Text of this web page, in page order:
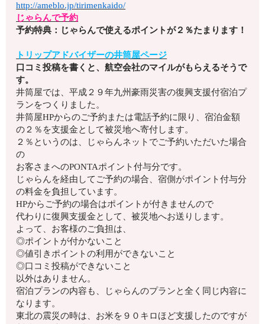
http://ameblo.jp/tirimenkaido/
じゃらんで予約
予約特典：じゃらんで使えるポイントが２％たまります！
トリップアドバイザーの井筒屋ページ
口コミ投稿を書くと、航空会社のマイルがもらえるそうで
す。
井筒屋では、平成２９年九州豪雨災害の復興支援付宿泊プ
ランをつくりました。
井筒屋HPからのご予約または電話予約に限り、宿泊金額
の２％ を支援金として被災地へ寄付します。
２％というのは、じゃらんネットでご予約いただいた場合
の
お客さまへのPONTAポイント付与分です。
じゃらんを経由してご予約の場合、宿側がポイント付与分
の料金を負担しています。
HPからご予約の場合はポイントが付きませんので
代わりに復興支援金として、被災地へお送りします。
よって、お客様のご負担は、
◎ポイントが付かないこと
◎値引きポイントの利用ができないこと
◎口コミ投稿ができないこと
以外はありません。
宿泊プランの内容も、
じゃらんのプランと全く同じ内容に
なります。
東北の震災の時は、お米を９０キロほど支援したのですが